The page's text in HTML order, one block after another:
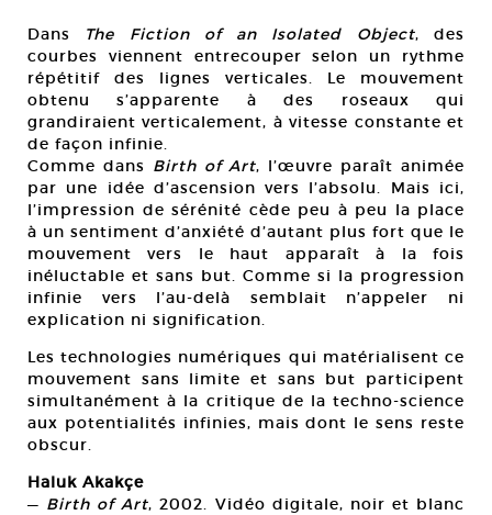
Dans The Fiction of an Isolated Object, des
courbes viennent entrecouper selon un rythme
répétitif des lignes verticales. Le mouvement
obtenu s’apparente à des roseaux qui
grandiraient verticalement, à vitesse constante et
de façon infinie.
Comme dans Birth of Art, l’œuvre paraît animée
par une idée d’ascension vers l’absolu. Mais ici,
l’impression de sérénité cède peu à peu la place
à un sentiment d’anxiété d’autant plus fort que le
mouvement vers le haut apparaît à la fois
inéluctable et sans but. Comme si la progression
infinie vers l’au-delà semblait n’appeler ni
explication ni signification.
Les technologies numériques qui matérialisent ce
mouvement sans limite et sans but participent
simultanément à la critique de la techno-science
aux potentialités infinies, mais dont le sens reste
obscur.
Haluk Akakçe
— Birth of Art, 2002. Vidéo digitale, noir et blanc